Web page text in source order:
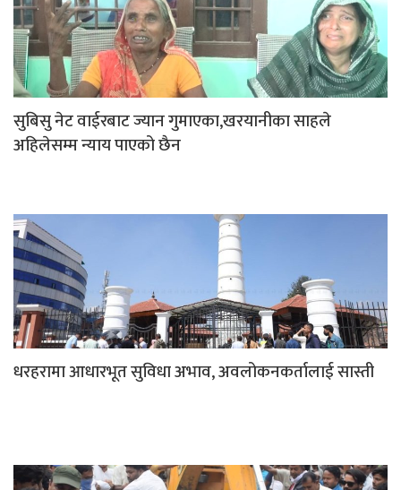
सुबिसु नेट वाईरबाट ज्यान गुमाएका,खरयानीका साहले
अहिलेसम्म न्याय पाएको छैन
धरहरामा आधारभूत सुविधा अभाव, अवलोकनकर्तालाई सास्ती